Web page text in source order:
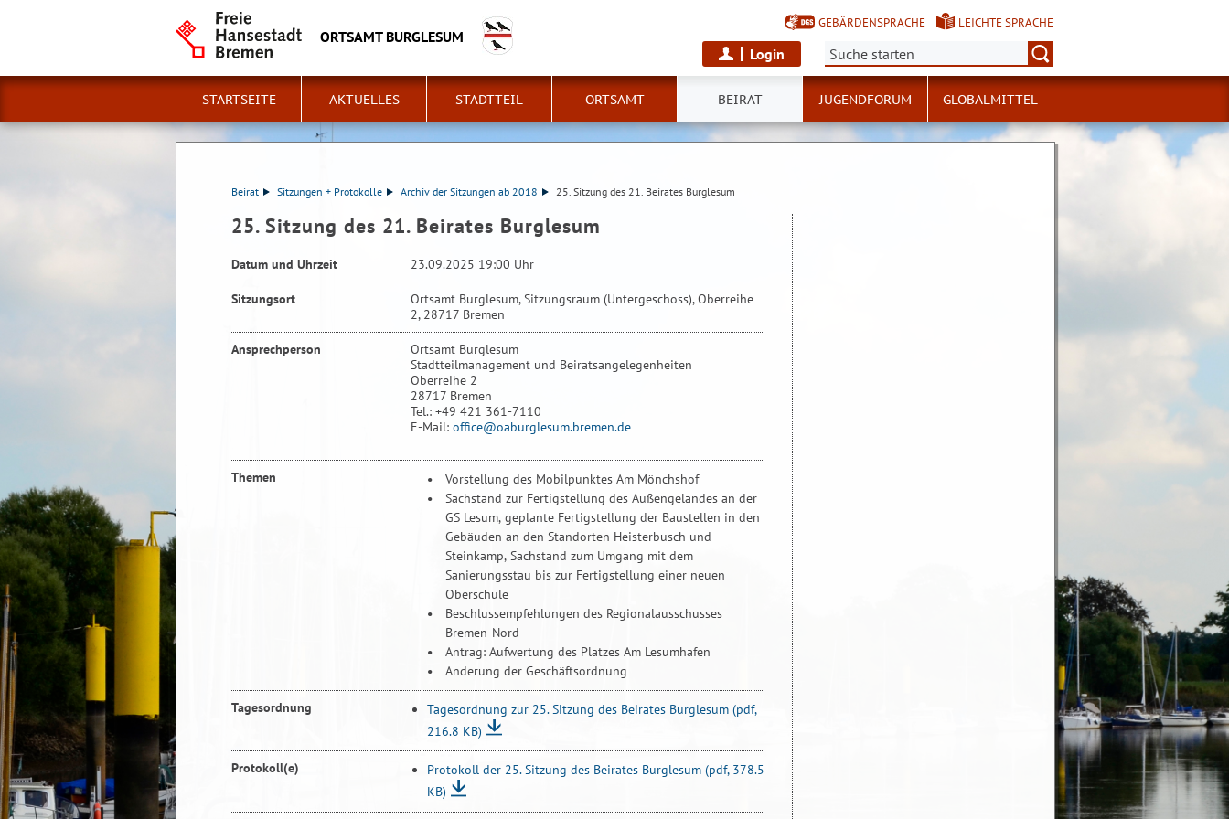
ORTSAMT BURGLESUM
GEBÄRDENSPRACHE LEICHTE SPRACHE
Login Suche:
STARTSEITE AKTUELLES STADTTEIL ORTSAMT BEIRAT JUGENDFORUM GLOBALMITTEL
Beirat Sitzungen + Protokolle Archiv der Sitzungen ab 2018 25. Sitzung des 21. Beirates Burglesum
25. Sitzung des 21. Beirates Burglesum
Datum und Uhrzeit 23.09.2025 19:00 Uhr
Sitzungsort
Ortsamt Burglesum, Sitzungsraum (Untergeschoss), Oberreihe
2, 28717 Bremen
Ansprechperson
Ortsamt Burglesum
Stadtteilmanagement und Beiratsangelegenheiten
Oberreihe 2
28717 Bremen
Tel.: +49 421 361-7110
E-Mail: office@oaburglesum.bremen.de
Themen
Vorstellung des Mobilpunktes Am Mönchshof
Sachstand zur Fertigstellung des Außengeländes an der
GS Lesum, geplante Fertigstellung der Baustellen in den
Gebäuden an den Standorten Heisterbusch und
Steinkamp, Sachstand zum Umgang mit dem
Sanierungsstau bis zur Fertigstellung einer neuen
Oberschule
Beschlussempfehlungen des Regionalausschusses
Bremen-Nord
Antrag: Aufwertung des Platzes Am Lesumhafen
Änderung der Geschäftsordnung
Tagesordnung Tagesordnung zur 25. Sitzung des Beirates Burglesum (pdf,
216.8 KB)
Protokoll(e) Protokoll der 25. Sitzung des Beirates Burglesum (pdf, 378.5
KB)